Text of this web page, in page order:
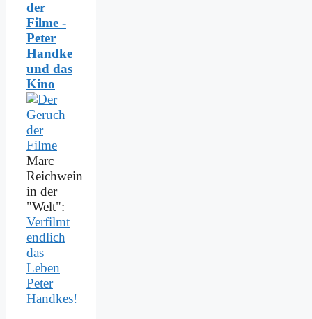
der
Filme -
Peter
Handke
und das
Kino
Marc
Reichwein
in der
"Welt":
Verfilmt
endlich
das
Leben
Peter
Handkes!